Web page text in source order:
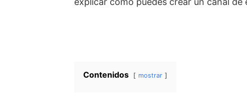
Contenidos mostrar